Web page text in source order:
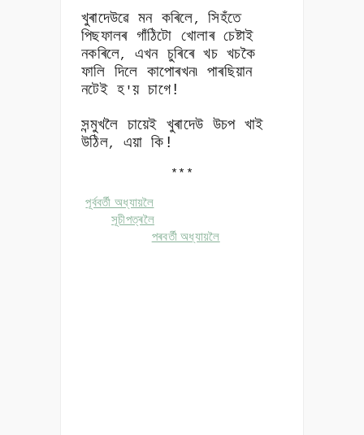
খুৰাদেউৱে মন কৰিলে,সিহঁতে
পিছফালৰ গাঁঠিটো খোলাৰ চেষ্টাই
নকৰিলে, এখন চুৰিৰে খচ খচকৈ
ফালি দিলে কাপোৰখন৷ পাৰছিয়ান
নটেই হ'য় চাগে!
সন্মুখলৈ চায়েই খুৰাদেউ উচপ খাই
উঠিল, এয়া কি!
***
পূৰ্ববৰ্তী অধ্যায়লৈ
সূচীপত্ৰলৈ
পৰবৰ্তী অধ্যায়লৈ